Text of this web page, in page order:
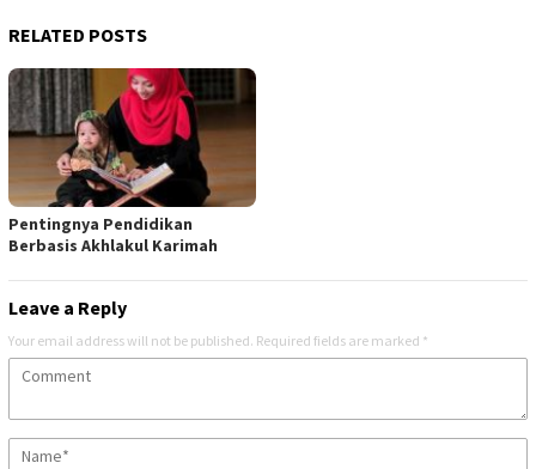
RELATED POSTS
Pentingnya Pendidikan
Berbasis Akhlakul Karimah
Leave a Reply
Your email address will not be published. Required fields are marked *